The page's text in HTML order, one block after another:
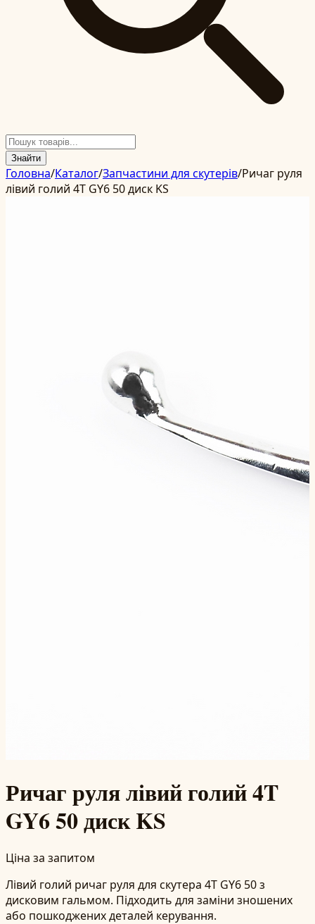
Знайти
Головна/Каталог/Запчастини для скутерів/Ричаг руля
лівий голий 4T GY6 50 диск KS
Ричаг руля лівий голий 4T
GY6 50 диск KS
Ціна за запитом
Лівий голий ричаг руля для скутера 4T GY6 50 з
дисковим гальмом. Підходить для заміни зношених
або пошкоджених деталей керування.